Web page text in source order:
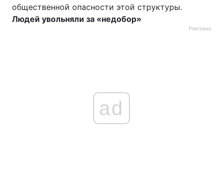
общественной опасности этой структуры.
Людей увольняли за «недобор»
Реклама
ad